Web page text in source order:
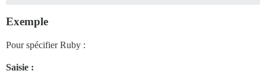
Exemple
Pour spécifier Ruby :
Saisie :